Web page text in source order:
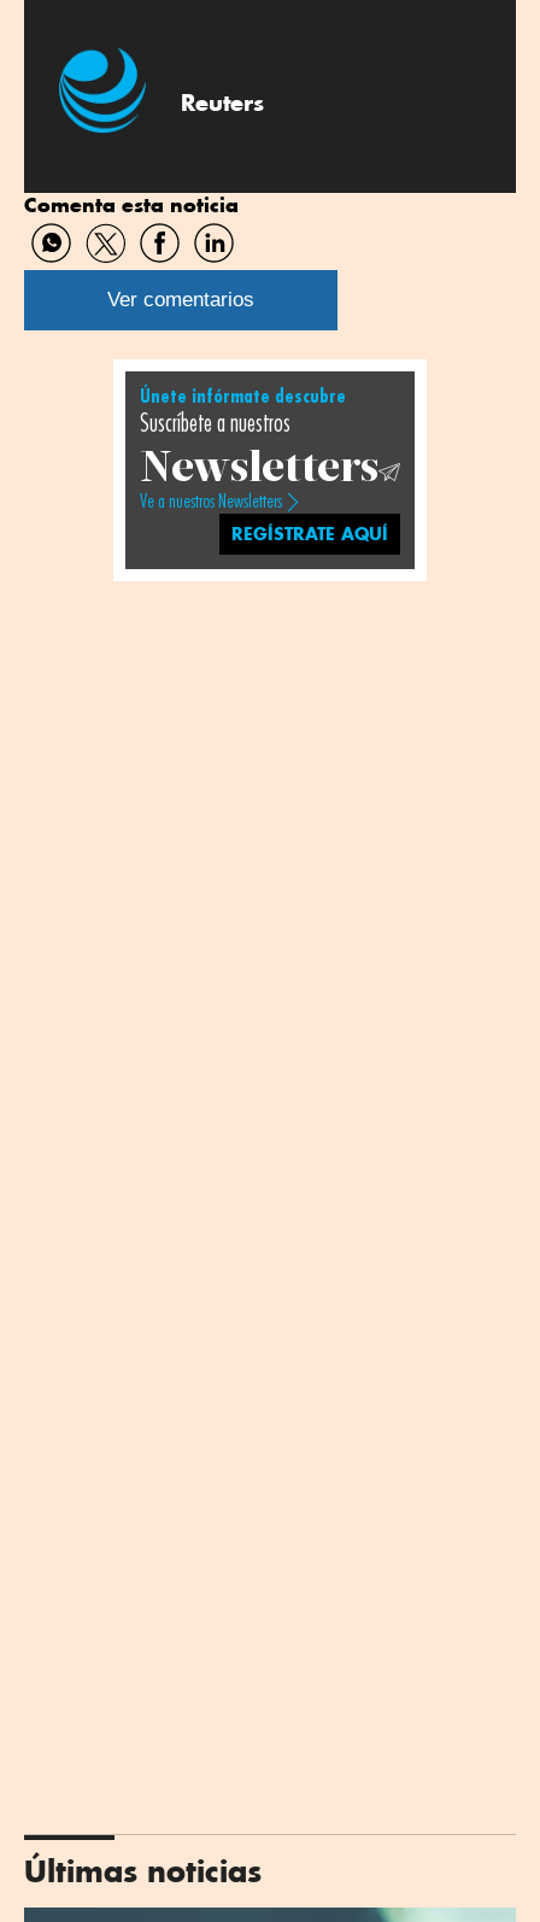
Reuters
Comenta esta noticia
Compartir
por
WhatsApp
Compartir
por
Twitter
Compartir
por
Facebook
Compartir
por
Linkedin
Ver comentarios
Únete infórmate descubre
Suscríbete a nuestros
Newsletters
Ve a nuestros Newsletters
REGÍSTRATE AQUÍ
Últimas noticias